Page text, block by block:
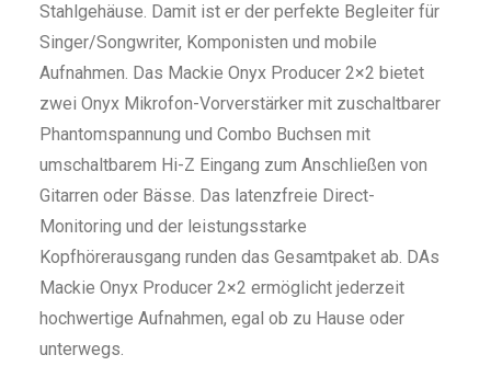
Stahlgehäuse. Damit ist er der perfekte Begleiter für
Singer/Songwriter, Komponisten und mobile
Aufnahmen. Das Mackie Onyx Producer 2×2 bietet
zwei Onyx Mikrofon-Vorverstärker mit zuschaltbarer
Phantomspannung und Combo Buchsen mit
umschaltbarem Hi-Z Eingang zum Anschließen von
Gitarren oder Bässe. Das latenzfreie Direct-
Monitoring und der leistungsstarke
Kopfhörerausgang runden das Gesamtpaket ab. DAs
Mackie Onyx Producer 2×2 ermöglicht jederzeit
hochwertige Aufnahmen, egal ob zu Hause oder
unterwegs.